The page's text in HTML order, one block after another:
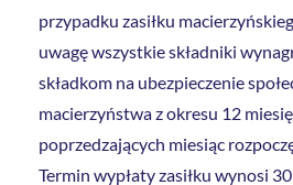
przypadku zasiłku
uwagę wszystkie składniki
składkom na ubezpieczenie
macierzyństwa z okresu 12
poprzedzających miesiąc
Termin wypłaty zasiłku wynosi